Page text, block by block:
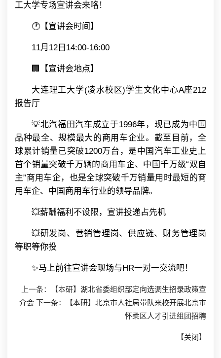
工大学专场宣讲会来咯！
🕐【宣讲会时间】
11月12日14:00-16:00
🏢【宣讲会地点】
大连理工大学(凌水校区)学生文化中心A座212
报告厅
💡北汽福田汽车成立于1996年，现已成为中国
品种最全、规模最大的商用车企业。截至目前，全
球累计销量已突破1200万台，是中国汽车工业史上
首个销量突破千万辆的商用车企、中国千万级“双自
主”商用车企，也是全球突破千万销量用时最短的商
用车企、中国商用车行业的领导品牌。
💥薪酬福利不设限，宣讲投递占先机
💥研发岗、营销管理岗、供应链、财务管理岗
等职等你投
✨马上前往宣讲会现场与HR一对一交流吧！
上一条：
【本研】湖北省委组织部定向选调生招录政策宣
介会 下一条：
【本研】北京市人社局带队来校开展北京市
怀柔区人才引进组团招聘
【关闭】